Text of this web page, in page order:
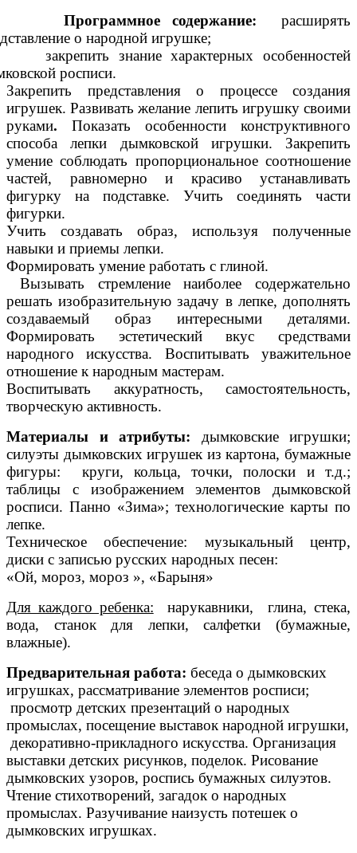
содержание: расширять
о народной игрушке;
закрепить знание характерных особенностей
росписи.
Закрепить представления о процессе создания
игрушек. Развивать желание лепить игрушку своими
руками. Показать особенности конструктивного
способа лепки дымковской игрушки. Закрепить
умение соблюдать пропорциональное соотношение
частей, равномерно и красиво устанавливать
фигурку на подставке. Учить соединять части
фигурки.
Учить создавать образ, используя полученные
навыки и приемы лепки.
Формировать умение работать с глиной.
Вызывать стремление наиболее содержательно
решать изобразительную задачу в лепке, дополнять
создаваемый образ интересными деталями.
Формировать эстетический вкус средствами
народного искусства. Воспитывать уважительное
отношение к народным мастерам.
Воспитывать аккуратность, самостоятельность,
творческую активность.
Материалы и атрибуты: дымковские игрушки;
силуэты дымковских игрушек из картона, бумажные
фигуры: круги, кольца, точки, полоски и т.д.;
таблицы с изображением элементов дымковской
росписи. Панно «Зима»; технологические карты по
лепке.
Техническое обеспечение: музыкальный центр,
диски с записью русских народных песен:
«Ой, мороз, мороз », «Барыня»
Для каждого ребенка: нарукавники, глина, стека,
вода, станок для лепки, салфетки (бумажные,
влажные).
Предварительная работа: беседа о дымковских
игрушках, рассматривание элементов росписи;
просмотр детских презентаций о народных
промыслах, посещение выставок народной игрушки,
декоративно-прикладного искусства. Организация
выставки детских рисунков, поделок. Рисование
дымковских узоров, роспись бумажных силуэтов.
Чтение стихотворений, загадок о народных
промыслах. Разучивание наизусть потешек о
дымковских игрушках.